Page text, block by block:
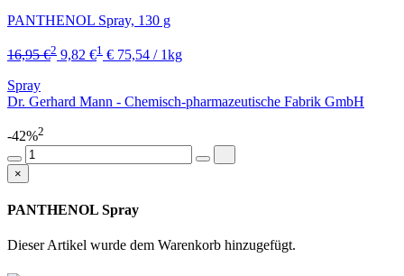
PANTHENOL Spray, 130 g
16,95 €2 9,82 €1 € 75,54 / 1kg
Spray
Dr. Gerhard Mann - Chemisch-pharmazeutische Fabrik GmbH
-42%2
×
PANTHENOL Spray
Dieser Artikel wurde dem Warenkorb hinzugefügt.